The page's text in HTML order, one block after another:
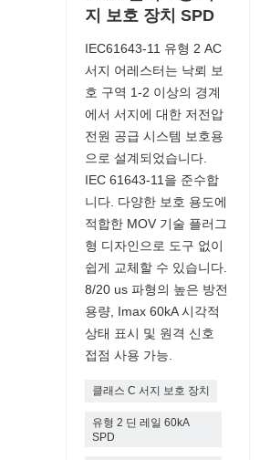
지 보호 장치 SPD
IEC61643-11 유형 2 AC
서지 어레스터는 낙뢰 보
호 구역 1-2 이상의 경계
에서 서지에 대한 저전압
전원 공급 시스템 보호용
으로 설계되었습니다.
IEC 61643-11을 준수합
니다. 다양한 보호 용도에
적합한 MOV 기술 플러그
형 디자인으로 도구 없이
쉽게 교체할 수 있습니다.
8/20 us 파형의 높은 방전
용량, Imax 60kA 시각적
상태 표시 및 원격 신호
접점 사용 가능.
클래스 C 서지 보호 장치
유형 2 딘 레일 60kA
SPD